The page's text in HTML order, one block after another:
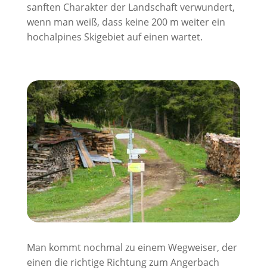
sanften Charakter der Landschaft verwundert,
wenn man weiß, dass keine 200 m weiter ein
hochalpines Skigebiet auf einen wartet.
Man kommt nochmal zu einem Wegweiser, der
einen die richtige Richtung zum Angerbach